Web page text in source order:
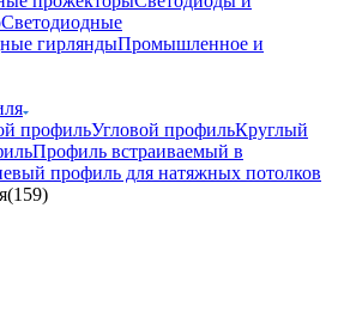
Светодиодные
гирляндыПромышленное и
профильУгловой профильКруглый
Профиль встраиваемый в
профиль для натяжных потолков